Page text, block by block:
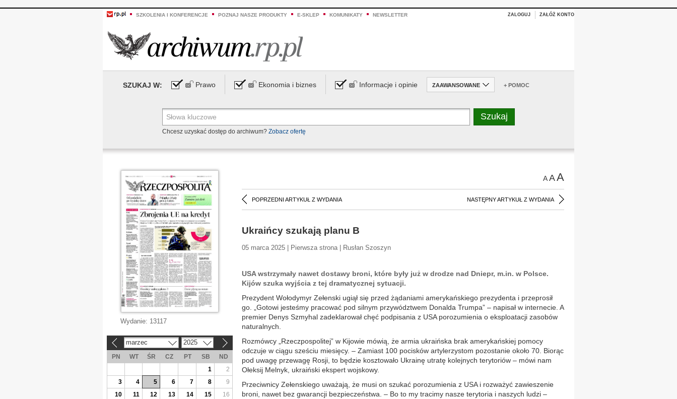
SZKOLENIA I KONFERENCJE POZNAJ NASZE PRODUKTY E-SKLEP KOMUNIKATY NEWSLETTER ZALOGUJ ZAŁÓŻ KONTO
SZUKAJ W: Prawo Ekonomia i biznes Informacje i opinie ZAAWANSOWANE + POMOC
Chcesz uzyskać dostęp do archiwum? Zobacz ofertę
AAA
POPRZEDNI ARTYKUŁ Z WYDANIA NASTĘPNY ARTYKUŁ Z WYDANIA
Ukraińcy szukają planu B
05 marca 2025 | Pierwsza strona | Rusłan Szoszyn
USA wstrzymały nawet dostawy broni, które były już w drodze nad Dniepr, m.in. w Polsce.
Kijów szuka wyjścia z tej dramatycznej sytuacji.
Prezydent Wołodymyr Zełenski ugiął się przed żądaniami amerykańskiego prezydenta i przeprosił
go. „Gotowi jesteśmy pracować pod silnym przywództwem Donalda Trumpa” – napisał w internecie. A
premier Denys Szmyhal zadeklarował chęć podpisania z USA porozumienia o eksploatacji zasobów
naturalnych.
Rozmówcy „Rzeczpospolitej” w Kijowie mówią, że armia ukraińska brak amerykańskiej pomocy
odczuje w ciągu sześciu miesięcy. – Zamiast 100 pocisków artylerzystom pozostanie około 70. Biorąc
pod uwagę przewagę Rosji, to będzie kosztowało Ukrainę utratę kolejnych terytoriów – mówi nam
Ołeksij Melnyk, ukraiński ekspert wojskowy.
Przeciwnicy Zełenskiego uważają, że musi on szukać porozumienia z USA i rozważyć zawieszenie
broni, nawet bez gwarancji bezpieczeństwa. – Bo to my tracimy nasze terytoria i naszych ludzi –
Wydanie: 13117
marzec 2025
PN WT ŚR CZ PT SB
ND
1
2
3
4 5 6 7 8
9
10
11 12 13 14 15
16